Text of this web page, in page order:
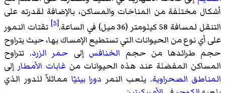
أشكال مختلفة من المناخات والمساكن، بالإضافة لقدرته على
التنقل لمسافة 58 كيلومتر (36 ميل) في الساعة.
[5]
تقتات النمور
على أي نوع من الحيوانات التي تستطيع الإمساك بها، حيث يتراوح
حجم طرائدها من حجم الخنافس إلى حمر الزرد. تتراوح
المساكن المفضلة عند هذه الحيوانات منغابات الأمطار إلى
المناطق الصحراوية. يلعب النمر دورا بيئيّا مماثلاً للدور الذي